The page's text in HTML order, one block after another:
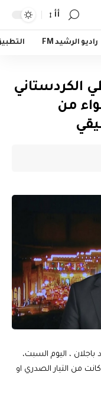
أأ
راديو الرشيد FM
الكردستاني
من
، اليوم السبت،
من التيار الصدري او